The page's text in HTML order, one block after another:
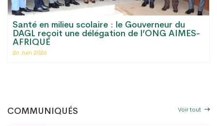
Santé en milieu scolaire : le Gouverneur du
DAGL reçoit une délégation de l’ONG AIMES-
AFRIQUE
26 Juin 2026
COMMUNIQUÉS Voir tout